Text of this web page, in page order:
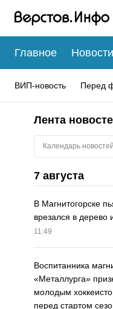
Главное Новости
ВИП-новость Перед
Лента
Календарь новостей
7 августа
В Магнитогорске
врезался в дерево
11:49
Воспитанника
«Металлурга»
молодым
перед стартом